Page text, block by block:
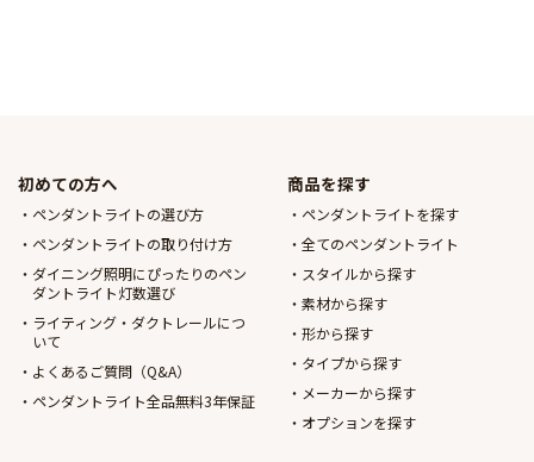
初めての方へ
ペンダントライトの選び方
ペンダントライトの取り付け方
ダイニング照明にぴったりのペン
ダントライト灯数選び
ライティング・ダクトレールにつ
いて
よくあるご質問（Q&A）
ペンダントライト全品無料3年保証
商品を探す
ペンダントライトを探す
全てのペンダントライト
スタイルから探す
素材から探す
形から探す
タイプから探す
メーカーから探す
オプションを探す